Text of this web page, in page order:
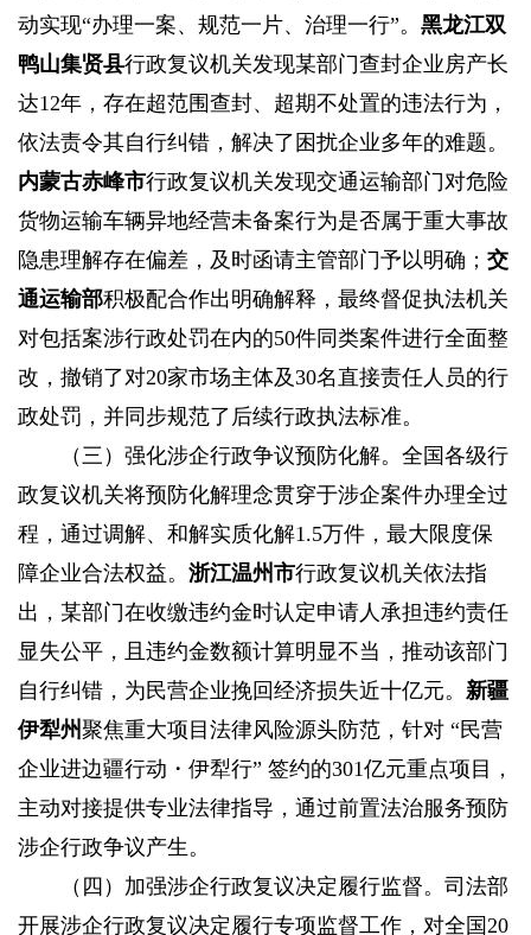
动实现“办理一案、规范一片、治理一行”。 黑龙江双
鸭山集贤县行政复议机关发现某部门查封企业房产长
达12年，存在超范围查封、超期不处置的违法行为，
依法责令其自行纠错，解决了困扰企业多年的难题。
内蒙古赤峰市行政复议机关发现交通运输部门对危险
货物运输车辆异地经营未备案行为是否属于重大事故
隐患理解存在偏差，及时函请主管部门予以明确； 交
通运输部积极配合作出明确解释，最终督促执法机关
对包括案涉行政处罚在内的50件同类案件进行全面整
改，撤销了对20家市场主体及30名直接责任人员的行
政处罚，并同步规范了后续行政执法标准。
（三）强化涉企行政争议预防化解。 全国各级行
政复议机关将预防化解理念贯穿于涉企案件办理全过
程，通过调解、和解实质化解1.5万件，最大限度保
障企业合法权益。 浙江温州市行政复议机关依法指
出，某部门在收缴违约金时认定申请人承担违约责任
显失公平，且违约金数额计算明显不当，推动该部门
自行纠错，为民营企业挽回经济损失近十亿元。 新疆
伊犁州聚焦重大项目法律风险源头防范，针对 “民营
企业进边疆行动・伊犁行” 签约的301亿元重点项目，
主动对接提供专业法律指导，通过前置法治服务预防
涉企行政争议产生。
（四）加强涉企行政复议决定履行监督。 司法部
开展涉企行政复议决定履行专项监督工作，对全国20